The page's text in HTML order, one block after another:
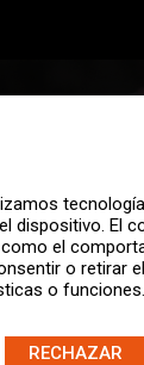
dispositivo. El
el
o retirar
o funciones.
RECHAZAR